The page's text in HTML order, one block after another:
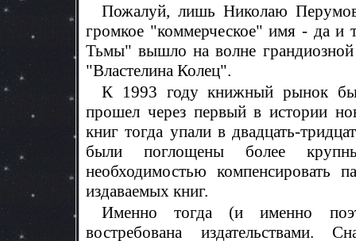
Пожалуй, лишь Николаю
громкое "коммерческое" имя - да и
Тьмы" вышло на волне грандиозной
"Властелина Колец".
К 1993 году книжный рынок
прошел через первый в истории
книг тогда упали в двадцать-
были поглощены более
необходимостью компенсировать
издаваемых книг.
Именно тогда (и именно
востребована издательствами.